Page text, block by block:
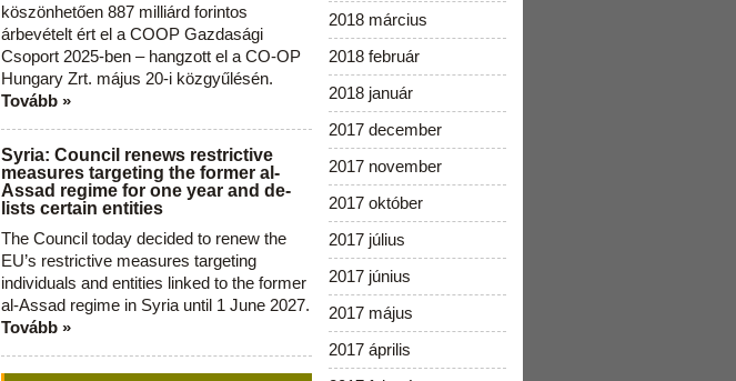
köszönhetően 887 milliárd forintos
árbevételt ért el a COOP Gazdasági
Csoport 2025-ben – hangzott el a CO-OP
Hungary Zrt. május 20-i közgyűlésén.
Tovább »
Syria: Council renews restrictive
measures targeting the former al-
Assad regime for one year and de-
lists certain entities
The Council today decided to renew the
EU’s restrictive measures targeting
individuals and entities linked to the former
al-Assad regime in Syria until 1 June 2027.
Tovább »
2018 március
2018 február
2018 január
2017 december
2017 november
2017 október
2017 július
2017 június
2017 május
2017 április